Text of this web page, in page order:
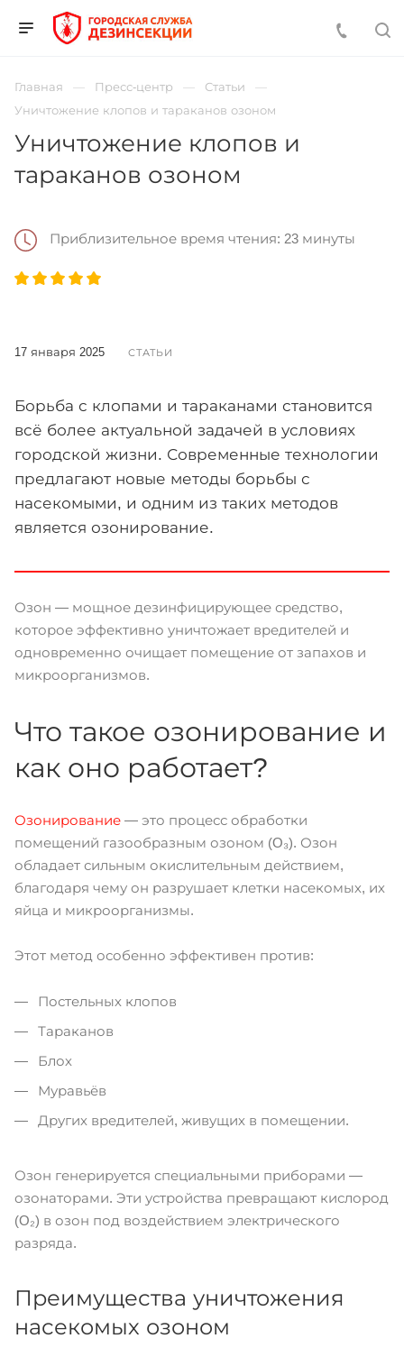
Главная Пресс-центр
Статьи
Уничтожение клопов и тараканов озоном
Уничтожение клопов и
тараканов озоном
Приблизительное время чтения: 23 минуты
17 января 2025 СТАТЬИ
Борьба с клопами и тараканами становится
всё более актуальной задачей в условиях
городской жизни. Современные технологии
предлагают новые методы борьбы с
насекомыми, и одним из таких методов
является озонирование.
Озон — мощное дезинфицирующее средство,
которое эффективно уничтожает вредителей и
одновременно очищает помещение от запахов и
микроорганизмов.
Что такое озонирование и
как оно работает?
Озонирование — это процесс обработки
помещений газообразным озоном (O₃). Озон
обладает сильным окислительным действием,
благодаря чему он разрушает клетки насекомых, их
яйца и микроорганизмы.
Этот метод особенно эффективен против:
Постельных клопов
Тараканов
Блох
Муравьёв
Других вредителей, живущих в помещении.
Озон генерируется специальными приборами —
озонаторами. Эти устройства превращают кислород
(O₂) в озон под воздействием электрического
разряда.
Преимущества уничтожения
насекомых озоном